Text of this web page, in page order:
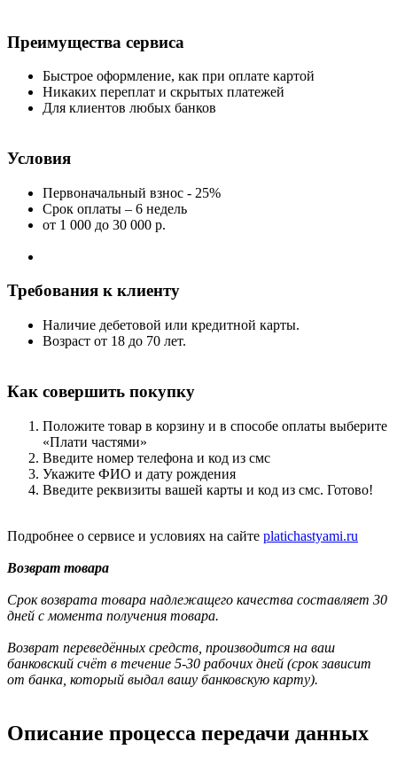
Преимущества сервиса
Быстрое оформление, как при оплате картой
Никаких переплат и скрытых платежей
Для клиентов любых банков
Условия
Первоначальный взнос - 25%
Срок оплаты – 6 недель
от 1 000 до 30 000 р.
Требования к клиенту
Наличие дебетовой или кредитной карты.
Возраст от 18 до 70 лет.
Как совершить покупку
Положите товар в корзину и в способе оплаты выберите
«Плати частями»
Введите номер телефона и код из смс
Укажите ФИО и дату рождения
Введите реквизиты вашей карты и код из смс. Готово!
Подробнее о сервисе и условиях на сайте platichastyami.ru
Возврат товара
Срок возврата товара надлежащего качества составляет 30
дней с момента получения товара.
Возврат переведённых средств, производится на ваш
банковский счёт в течение 5-30 рабочих дней (срок зависит
от банка, который выдал вашу банковскую карту).
Описание процесса передачи данных